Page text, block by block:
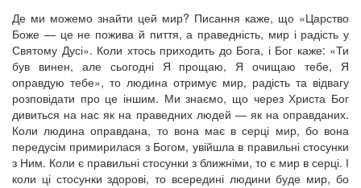
Де ми можемо знайти цей мир? Писання каже, що «Царство
Боже — це не пожива й пиття, а праведність, мир і радість у
Святому Дусі». Коли хтось приходить до Бога, і Бог каже: «Ти
був винен, але сьогодні Я прощаю, Я очищаю тебе, Я
оправдую тебе», то людина отримує мир, радість та відвагу
розповідати про це іншим. Ми знаємо, що через Христа Бог
дивиться на нас як на праведних людей — як на оправданих.
Коли людина оправдана, то вона має в серці мир, бо вона
передусім примирилася з Богом, увійшла в правильні стосунки
з Ним. Коли є правильні стосунки з ближніми, то є мир в серці. І
коли ці стосунки здорові, то всередині людини буде мир, бо